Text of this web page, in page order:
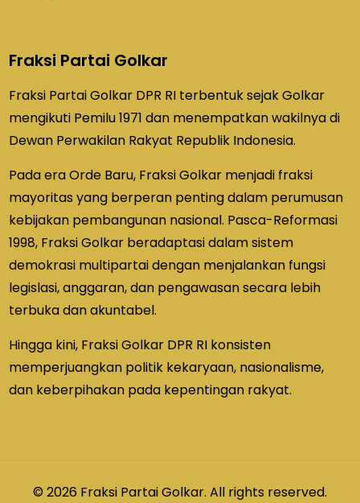
Fraksi Partai Golkar
Fraksi Partai Golkar DPR RI terbentuk sejak Golkar
mengikuti Pemilu 1971 dan menempatkan wakilnya di
Dewan Perwakilan Rakyat Republik Indonesia.
Pada era Orde Baru, Fraksi Golkar menjadi fraksi
mayoritas yang berperan penting dalam perumusan
kebijakan pembangunan nasional. Pasca-Reformasi
1998, Fraksi Golkar beradaptasi dalam sistem
demokrasi multipartai dengan menjalankan fungsi
legislasi, anggaran, dan pengawasan secara lebih
terbuka dan akuntabel.
Hingga kini, Fraksi Golkar DPR RI konsisten
memperjuangkan politik kekaryaan, nasionalisme,
dan keberpihakan pada kepentingan rakyat.
© 2026 Fraksi Partai Golkar. All rights reserved.